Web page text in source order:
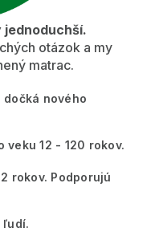
otázok a my
matrac.
nového
veku 12 - 120 rokov.
rokov. Podporujú
ľudí.